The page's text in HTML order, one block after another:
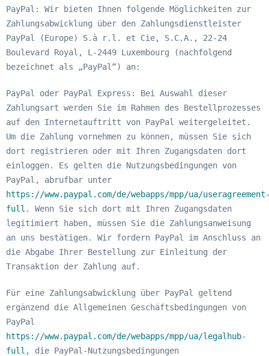
PayPal: Wir bieten Ihnen folgende Möglichkeiten zur
Zahlungsabwicklung über den Zahlungsdienstleister
PayPal (Europe) S.à r.l. et Cie, S.C.A., 22-24
Boulevard Royal, L-2449 Luxembourg (nachfolgend
bezeichnet als „PayPal“) an:
PayPal oder PayPal Express: Bei Auswahl dieser
Zahlungsart werden Sie im Rahmen des Bestellprozesses
auf den Internetauftritt von PayPal weitergeleitet.
Um die Zahlung vornehmen zu können, müssen Sie sich
dort registrieren oder mit Ihren Zugangsdaten dort
einloggen. Es gelten die Nutzungsbedingungen von
PayPal, abrufbar unter
https://www.paypal.com/de/webapps/mpp/ua/
full . Wenn Sie sich dort mit Ihren Zugangsdaten
legitimiert haben, müssen Sie die Zahlungsanweisung
an uns bestätigen. Wir fordern PayPal im Anschluss an
die Abgabe Ihrer Bestellung zur Einleitung der
Transaktion der Zahlung auf.
Für eine Zahlungsabwicklung über PayPal geltend
ergänzend die Allgemeinen Geschäftsbedingungen von
PayPal
https://www.paypal.com/de/webapps/mpp/ua/legalhub-
full , die PayPal-Nutzungsbedingungen